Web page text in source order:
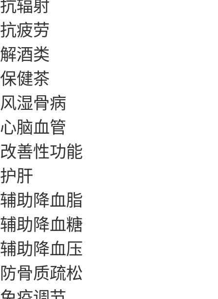
抗辐射
抗疲劳
解酒类
保健茶
风湿骨病
心脑血管
改善性功能
护肝
辅助降血脂
辅助降血糖
辅助降血压
防骨质疏松